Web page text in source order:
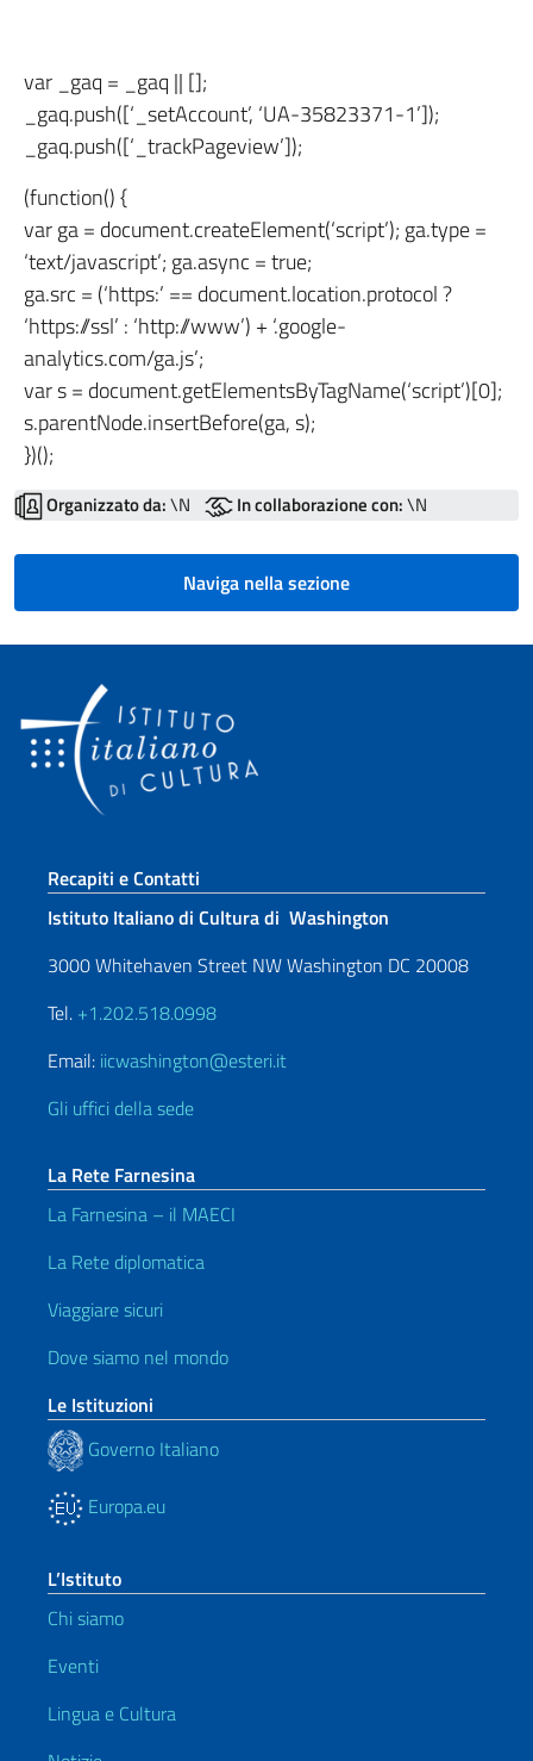
var _gaq = _gaq || [];
_gaq.push([‘_setAccount’, ‘UA-35823371-1’]);
_gaq.push([‘_trackPageview’]);
(function() {
var ga = document.createElement(‘script’); ga.type =
‘text/javascript’; ga.async = true;
ga.src = (‘https:’ == document.location.protocol ?
‘https://ssl’ : ‘http://www’) + ‘.google-
analytics.com/ga.js’;
var s = document.getElementsByTagName(‘script’)[0];
s.parentNode.insertBefore(ga, s);
})();
Organizzato da:\N In collaborazione con:\N
Naviga nella sezione
Sezione footer
Recapiti e Contatti
Istituto Italiano di Cultura di Washington
3000 Whitehaven Street NW Washington DC 20008
Tel. +1.202.518.0998
Email: iicwashington@esteri.it
Gli uffici della sede
La Rete Farnesina
La Farnesina – il MAECI
La Rete diplomatica
Viaggiare sicuri
Dove siamo nel mondo
Le Istituzioni
Governo Italiano
Europa.eu
L’Istituto
Chi siamo
Eventi
Lingua e Cultura